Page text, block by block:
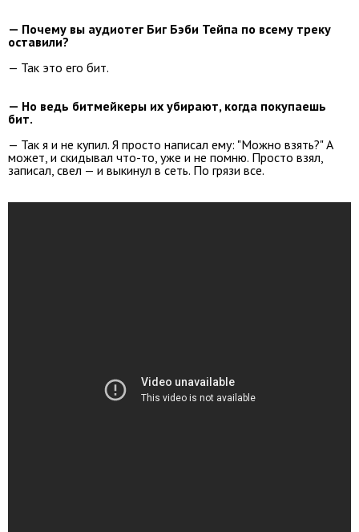
— Почему вы аудиотег Биг Бэби Тейпа по всему треку
оставили?
— Так это его бит.
— Но ведь битмейкеры их убирают, когда покупаешь
бит.
— Так я и не купил. Я просто написал ему: "Можно взять?" А
может, и скидывал что-то, уже и не помню. Просто взял,
записал, свел — и выкинул в сеть. По грязи все.